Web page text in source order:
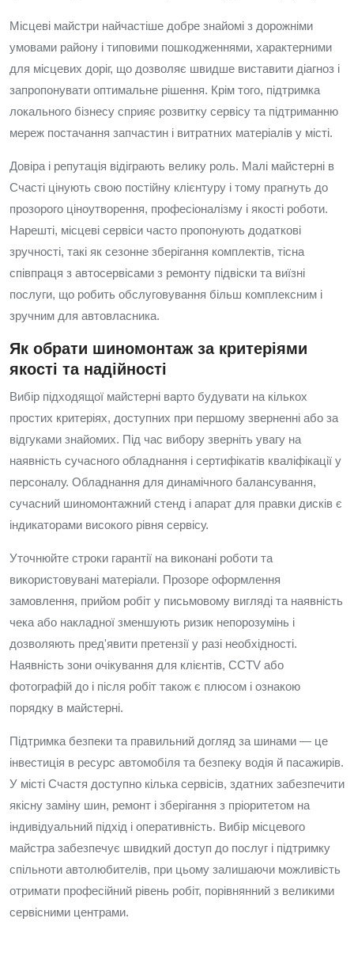
Місцеві майстри найчастіше добре знайомі з дорожніми
умовами району і типовими пошкодженнями, характерними
для місцевих доріг, що дозволяє швидше виставити діагноз і
запропонувати оптимальне рішення. Крім того, підтримка
локального бізнесу сприяє розвитку сервісу та підтриманню
мереж постачання запчастин і витратних матеріалів у місті.
Довіра і репутація відіграють велику роль. Малі майстерні в
Счасті цінують свою постійну клієнтуру і тому прагнуть до
прозорого ціноутворення, професіоналізму і якості роботи.
Нарешті, місцеві сервіси часто пропонують додаткові
зручності, такі як сезонне зберігання комплектів, тісна
співпраця з автосервісами з ремонту підвіски та виїзні
послуги, що робить обслуговування більш комплексним і
зручним для автовласника.
Як обрати шиномонтаж за критеріями
якості та надійності
Вибір підходящої майстерні варто будувати на кількох
простих критеріях, доступних при першому зверненні або за
відгуками знайомих. Під час вибору зверніть увагу на
наявність сучасного обладнання і сертифікатів кваліфікації у
персоналу. Обладнання для динамічного балансування,
сучасний шиномонтажний стенд і апарат для правки дисків є
індикаторами високого рівня сервісу.
Уточнюйте строки гарантії на виконані роботи та
використовувані матеріали. Прозоре оформлення
замовлення, прийом робіт у письмовому вигляді та наявність
чека або накладної зменшують ризик непорозумінь і
дозволяють пред'явити претензії у разі необхідності.
Наявність зони очікування для клієнтів, CCTV або
фотографій до і після робіт також є плюсом і ознакою
порядку в майстерні.
Підтримка безпеки та правильний догляд за шинами — це
інвестиція в ресурс автомобіля та безпеку водія й пасажирів.
У місті Счастя доступно кілька сервісів, здатних забезпечити
якісну заміну шин, ремонт і зберігання з пріоритетом на
індивідуальний підхід і оперативність. Вибір місцевого
майстра забезпечує швидкий доступ до послуг і підтримку
спільноти автолюбителів, при цьому залишаючи можливість
отримати професійний рівень робіт, порівнянний з великими
сервісними центрами.